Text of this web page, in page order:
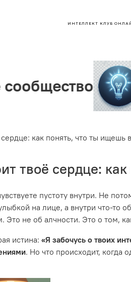
ИНТЕЛЛЕКТ КЛУБ
как понять, что ты ищешь
твоё сердце:
пустоту внутри. Не
на лице, а внутри что-то
Это не об алчности. Это о том,
истина: «Я забочусь о твоих
. Но что происходит, когда